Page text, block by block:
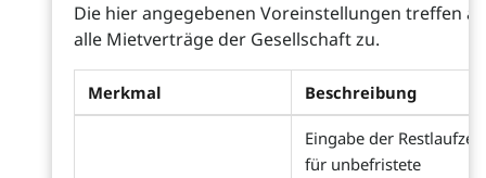
Die hier angegebenen Voreinstellungen treffen
alle Mietverträge der Gesellschaft zu.
Merkmal Beschreibung
Eingabe der Restlaufzeit
für unbefristete